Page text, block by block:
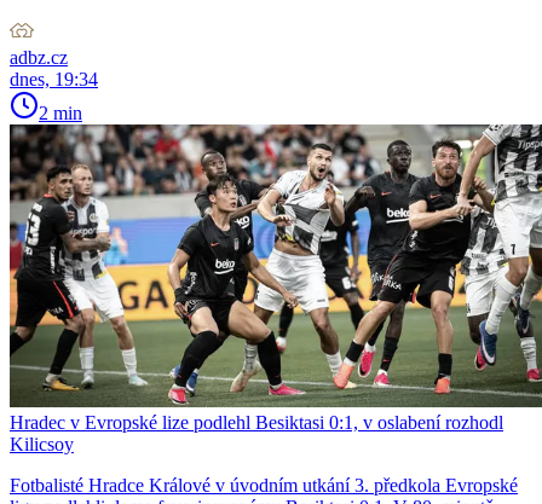
adbz.cz
dnes, 19:34
2 min
Hradec v Evropské lize podlehl Besiktasi 0:1, v oslabení rozhodl
Kilicsoy
Fotbalisté Hradce Králové v úvodním utkání 3. předkola Evropské